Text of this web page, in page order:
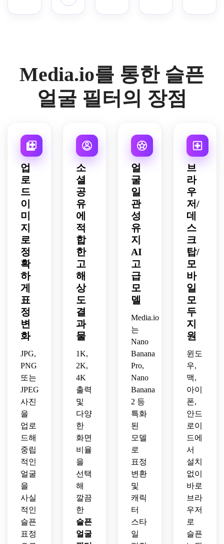
는 분
테일,
본인
세요.
용된
소프
구현
하세
요.
는 분
로즈
업 우
는 효
과를
적용
인 바
일로
변환
하세
요.
요.
한 슬
부 질
감,
부드
러운
빛 번
짐,
조용
하고
성찰
적인
분위
기가
살아
있는
사실
적이
고 공
유하
기 좋
은 우
울한
인물
사진
을 만
들어
보세
요.
부드
러운
파스
텔 음
영,
표정
이 잘
소셜
미디
어 스
타일
게 눈
물 효
과나
자연
근육
부드
일 친
화적
표현,
선명
한 디
테일
을 더
해 자
연스
럽고
공유
가능
한 슬
픈 셀
카 효
과를
적용
하세
요.
Media.io를 통한 슬픈
얼굴 필터의 장점
업
로
드
이
미
지
로
정
확
하
게
표
정
변
화
JPG,
PNG
또는
JPEG
사진
을
업로
드해
중립
적인
얼굴
을
사실
적인
슬픈
표정
소
셜
공
유
에
적
합
한
고
해
상
도
결
과
물
1K,
2K,
4K
출력
및
다양
한
화면
비율
을
선택
해
깔끔
한
슬픈
얼굴
얼
굴
일
관
성
유
지
AI
고
급
모
델
Media.io
는
Nano
Banana
Pro,
Nano
Banana
2 등
특화
된
모델
로
표정
변환
및
캐릭
터
스타
일
브
라
우
저/
데
스
크
탑/
모
바
일
모
두
지
원
윈도
우,
맥,
아이
폰,
안드
로이
드에
서
설치
없이
바로
브라
우저
로
슬픈